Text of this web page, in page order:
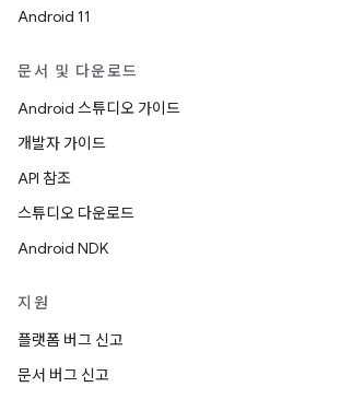
Android 11
문서 및 다운로드
Android 스튜디오 가이드
개발자 가이드
API 참조
스튜디오 다운로드
Android NDK
지원
플랫폼 버그 신고
문서 버그 신고